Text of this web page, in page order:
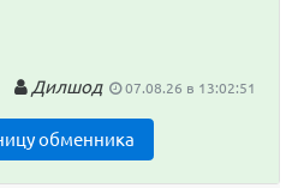
Дилшод 07.08.26 в 13:02:51
обменника